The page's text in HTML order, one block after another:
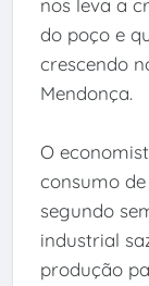
nos leva a
do poço e
crescendo
Mendonça.
O
consumo
segundo
industrial
produção